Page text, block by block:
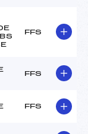
FFS
FFS
FFS